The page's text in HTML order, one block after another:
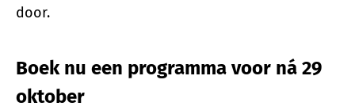
door.
Boek nu een programma voor ná 29
oktober